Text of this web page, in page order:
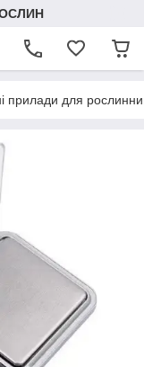
прилади для